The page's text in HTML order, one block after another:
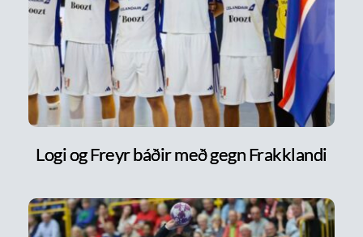
Logi og Freyr báðir með gegn Frakklandi